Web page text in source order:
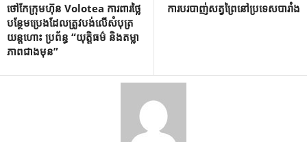
ថៅកែក្រុមហ៊ុន Volotea ការពារថ្លៃ
បន្ថែមប្រេងដែលត្រូវបង់លើសំបុត្រ
យន្តហោះ ប្រព័ន្ធ “យុត្តិធម៌ និងតម្លា
ភាពជាងមុន”
ការបរបាញ់សត្វព្រៃនៅប្រទេសបារាំង